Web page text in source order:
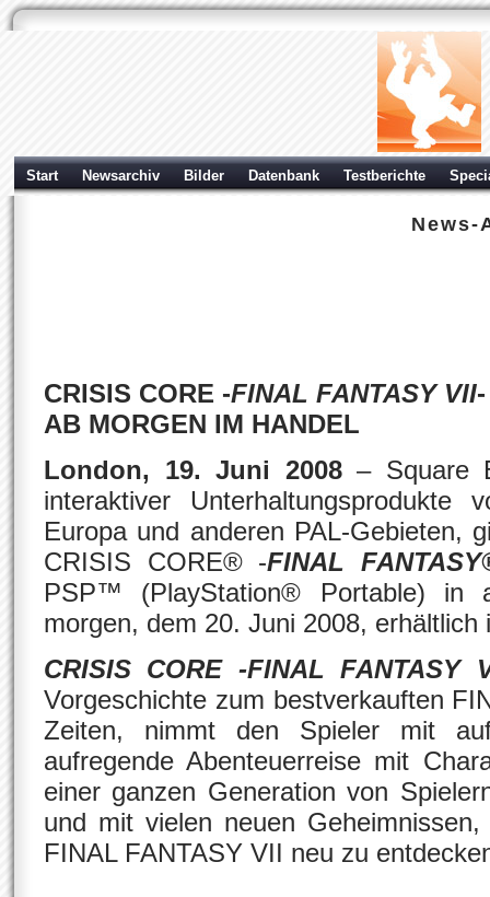
Start Newsarchiv Bilder Datenbank Testberichte
News-
CRISIS CORE -FINAL FANTASY VII-
AB MORGEN IM HANDEL
London, 19. Juni 2008 – Square
interaktiver
Europa und anderen PAL-Gebieten,
CRISIS CORE® -FINAL
PSP™ (PlayStation® Portable) in
morgen, dem 20. Juni 2008, erhältlich
CRISIS CORE -FINAL FANTASY
Vorgeschichte zum bestverkauften
Zeiten, nimmt den Spieler mit
aufregende Abenteuerreise mit
einer ganzen Generation von
und mit vielen neuen
FINAL FANTASY VII neu zu